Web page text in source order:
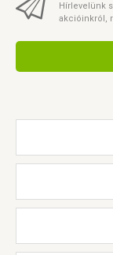
Hírlevelünk
akcióinkról,